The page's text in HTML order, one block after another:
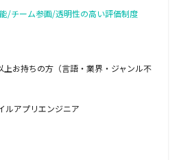
/チーム参画/透明性の高い評価制度
お持ちの方（言語・業界・ジャンル不
ルアプリエンジニア